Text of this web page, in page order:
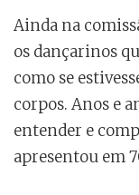
Ainda na
os dançarinos
como se
corpos. Anos e
entender e
apresentou em